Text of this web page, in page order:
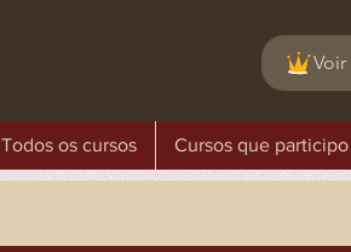
Todos os cursos Cursos que participo